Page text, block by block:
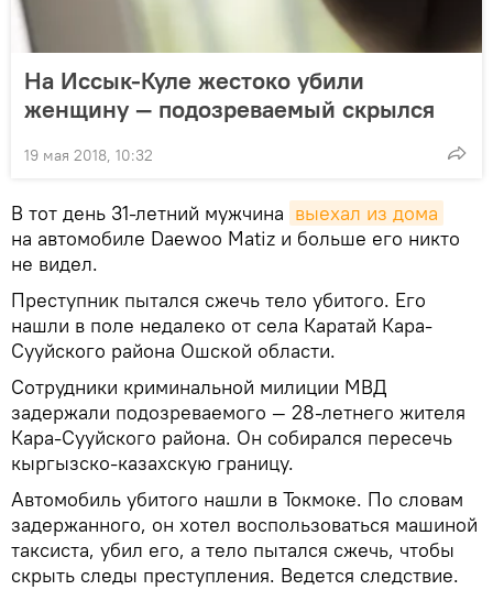
На Иссык-Куле жестоко убили
женщину — подозреваемый скрылся
19 мая 2018, 10:32
В тот день 31-летний мужчина выехал из дома
на автомобиле Daewoo Matiz и больше его никто
не видел.
Преступник пытался сжечь тело убитого. Его
нашли в поле недалеко от села Каратай Кара-
Сууйского района Ошской области.
Сотрудники криминальной милиции МВД
задержали подозреваемого — 28-летнего жителя
Кара-Сууйского района. Он собирался пересечь
кыргызско-казахскую границу.
Автомобиль убитого нашли в Токмоке. По словам
задержанного, он хотел воспользоваться машиной
таксиста, убил его, а тело пытался сжечь, чтобы
скрыть следы преступления. Ведется следствие.